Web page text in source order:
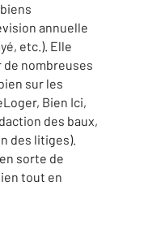
annuelle
etc.). Elle
nombreuses
sur les
Bien Ici,
des baux,
des litiges).
sorte de
tout en